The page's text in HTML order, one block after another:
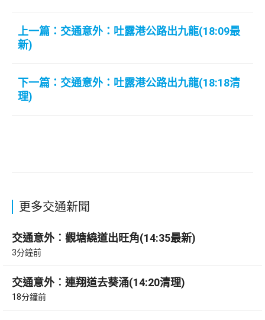
上一篇：交通意外：吐露港公路出九龍(18:09最
新)
下一篇：交通意外：吐露港公路出九龍(18:18清
理)
更多交通新聞
交通意外︰觀塘繞道出旺角(14:35最新)
3分鐘前
交通意外︰連翔道去葵涌(14:20清理)
18分鐘前